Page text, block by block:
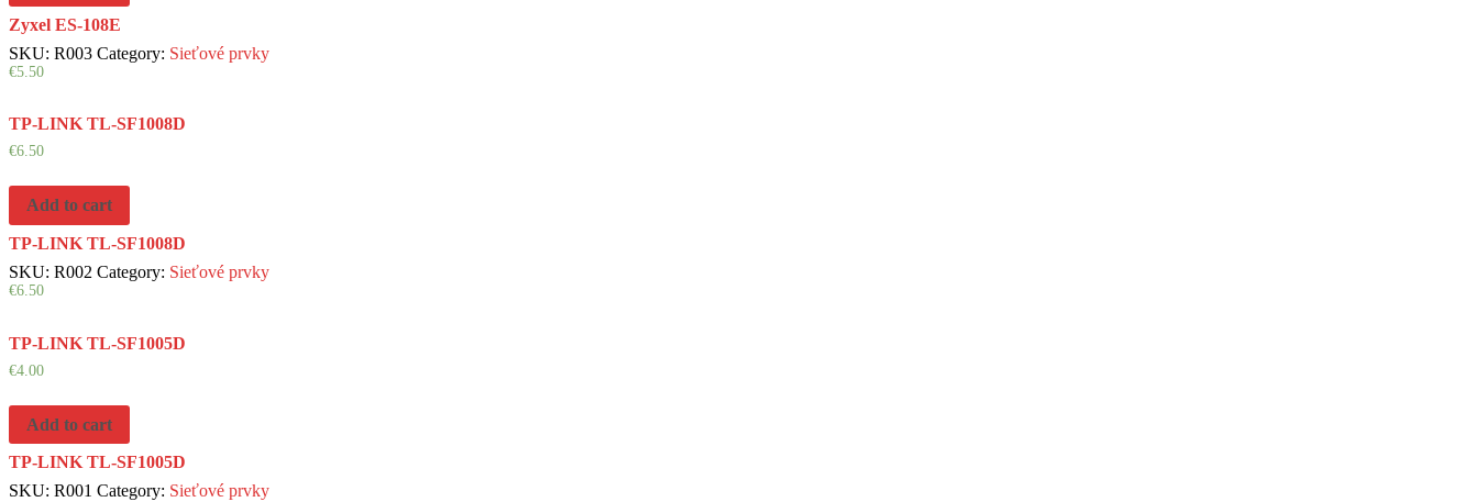
Zyxel ES-108E
SKU: R003 Category: Sieťové prvky
€5.50
TP-LINK TL-SF1008D
€6.50
Add to cart
TP-LINK TL-SF1008D
SKU: R002 Category: Sieťové prvky
€6.50
TP-LINK TL-SF1005D
€4.00
Add to cart
TP-LINK TL-SF1005D
SKU: R001 Category: Sieťové prvky